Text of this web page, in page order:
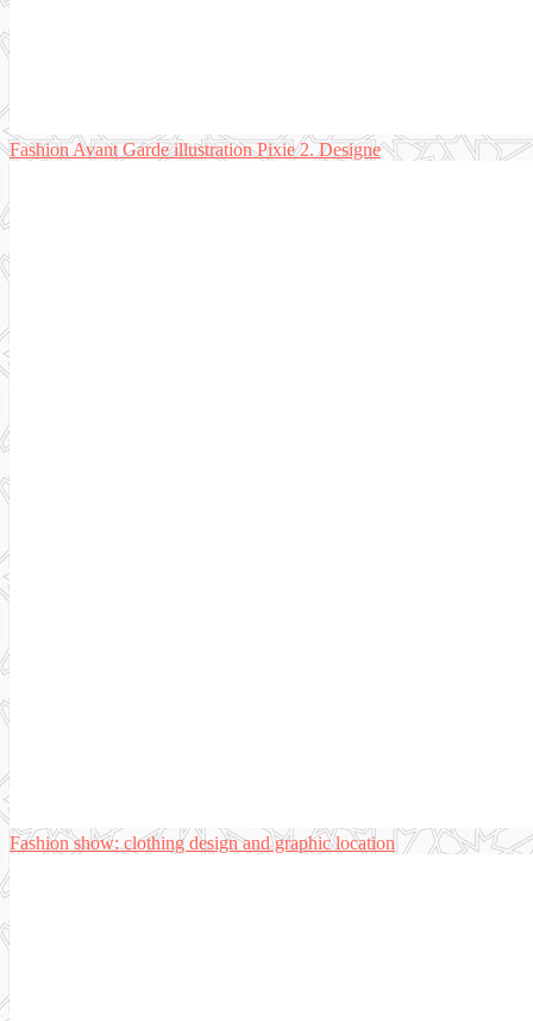
Fashion Avant Garde illustration⁠ Pixie 2. Designe
Fashion show: clothing design and graphic location